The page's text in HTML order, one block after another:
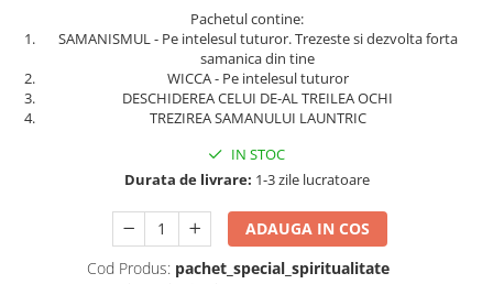
Lumea Copilariei
Ma pregatesc pentru scoala
Clasa a V-a
Pachetul contine:
SAMANISMUL - Pe intelesul tuturor. Trezeste si dezvolta forta
samanica din tine
WICCA - Pe intelesul tuturor
DESCHIDEREA CELUI DE-AL TREILEA OCHI
TREZIREA SAMANULUI LAUNTRIC
IN STOC
Durata de livrare: 1-3 zile lucratoare
ADAUGA IN COS
Cod Produs: pachet_special_spiritualitate